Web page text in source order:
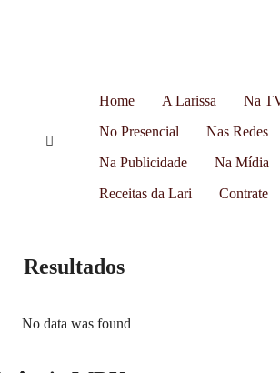
Home A Larissa
Na
No Presencial
Nas Redes
Na Publicidade
Na Mídia
Receitas da Lari
Contrate
Resultados
No data was found